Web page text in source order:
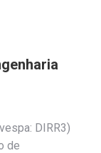
DIRR3)
de